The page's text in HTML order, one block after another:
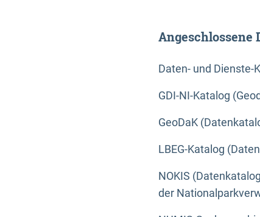
Angeschlossene
Daten- und
GDI-NI-Katalog
GeoDaK
LBEG-Katalog
NOKIS
der